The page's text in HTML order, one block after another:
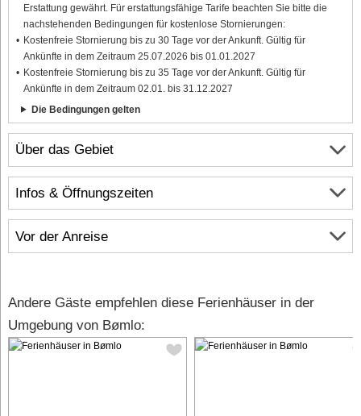
Über das Gebiet
Infos & Öffnungszeiten
Vor der Anreise
Erstattung gewährt. Für erstattungsfähige Tarife beachten Sie bitte die
nachstehenden Bedingungen für kostenlose Stornierungen:
Kostenfreie Stornierung bis zu 30 Tage vor der Ankunft. Gültig für
Ankünfte in dem Zeitraum 25.07.2026 bis 01.01.2027
Kostenfreie Stornierung bis zu 35 Tage vor der Ankunft. Gültig für
Ankünfte in dem Zeitraum 02.01. bis 31.12.2027
Die Bedingungen gelten
Andere Gäste empfehlen diese Ferienhäuser in der
Umgebung von Bømlo: